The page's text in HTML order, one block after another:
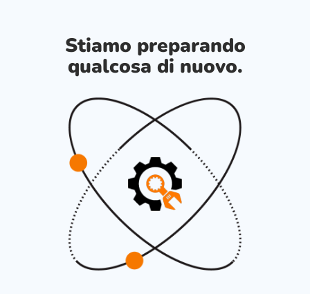
Stiamo preparando
qualcosa di nuovo.